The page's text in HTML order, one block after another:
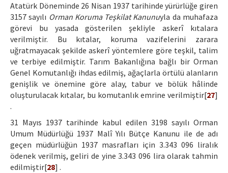
Atatürk Döneminde 26 Nisan 1937 tarihinde yürürlüğe giren
3157 sayılı Orman Koruma Teşkilat Kanunuyla da muhafaza
görevi bu yasada gösterilen şekliyle askerî kıtalara
verilmiştir. Bu kıtalar, koruma vazifelerini zarara
uğratmayacak şekilde askerî yöntemlere göre teşkil, talim
ve terbiye edilmiştir. Tarım Bakanlığına bağlı bir Orman
Genel Komutanlığı ihdas edilmiş, ağaçlarla örtülü alanların
genişlik ve önemine göre alay, tabur ve bölük hâlinde
oluşturulacak kıtalar, bu komutanlık emrine verilmiştir[27]
.
31 Mayıs 1937 tarihinde kabul edilen 3198 sayılı Orman
Umum Müdürlüğü 1937 Malî Yılı Bütçe Kanunu ile de adı
geçen müdürlüğün 1937 masrafları için 3.343 096 liralık
ödenek verilmiş, geliri de yine 3.343 096 lira olarak tahmin
edilmiştir[28] .